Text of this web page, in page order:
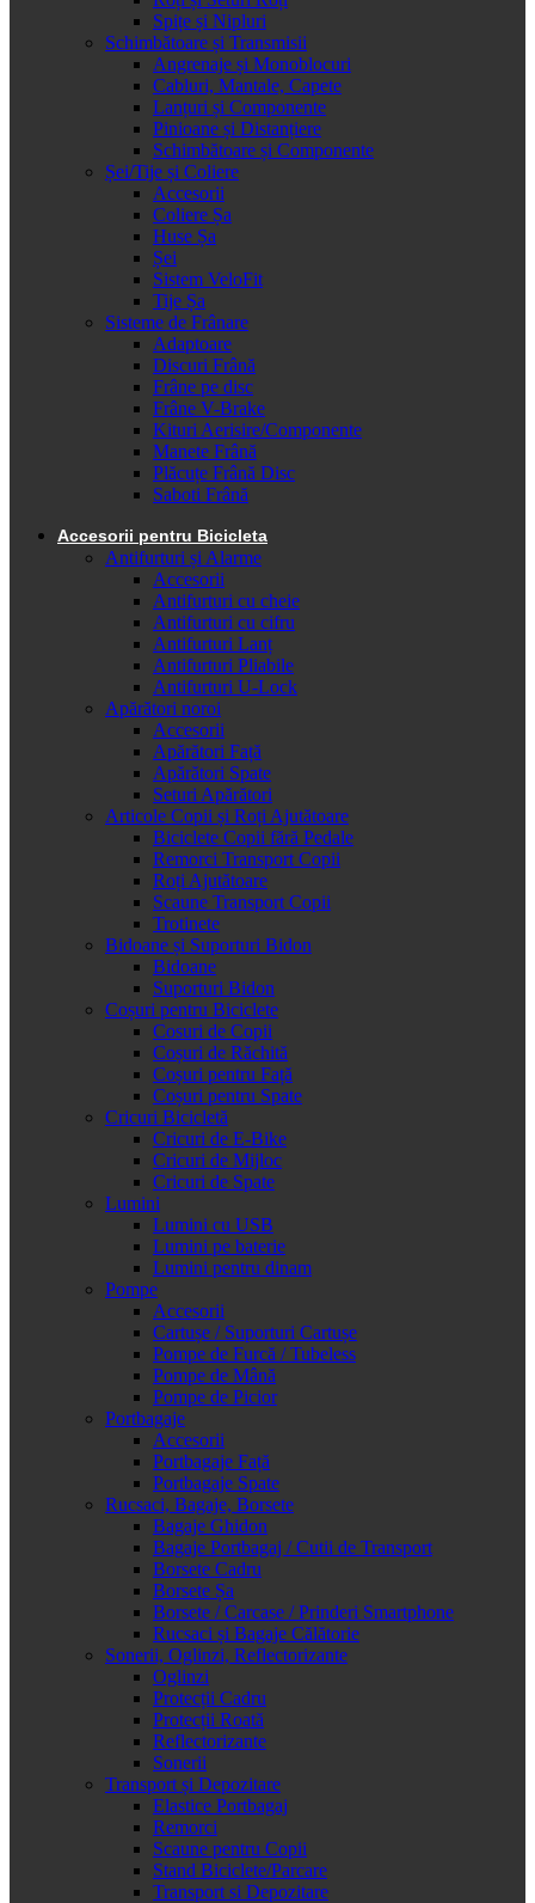
Spițe și Nipluri
Schimbătoare și Transmisii
Angrenaje și Monoblocuri
Cabluri, Mantale, Capete
Lanțuri și Componente
Pinioane și Distanțiere
Schimbătoare și Componente
Șei/Tije și Coliere
Accesorii
Coliere Șa
Huse Șa
Șei
Sistem VeloFit
Tije Șa
Sisteme de Frânare
Adaptoare
Discuri Frână
Frâne pe disc
Frâne V-Brake
Kituri Aerisire/Componente
Manete Frână
Plăcuțe Frână Disc
Saboti Frână
Accesorii pentru Bicicleta
Antifurturi și Alarme
Accesorii
Antifurturi cu cheie
Antifurturi cu cifru
Antifurturi Lanț
Antifurturi Pliabile
Antifurturi U-Lock
Apărători noroi
Accesorii
Apărători Față
Apărători Spate
Seturi Apărători
Articole Copii și Roți Ajutătoare
Biciclete Copii fără Pedale
Remorci Transport Copii
Roți Ajutătoare
Scaune Transport Copii
Trotinete
Bidoane și Suporturi Bidon
Bidoane
Suporturi Bidon
Coșuri pentru Biciclete
Cosuri de Copii
Coșuri de Răchită
Coșuri pentru Față
Coșuri pentru Spate
Cricuri Bicicletă
Cricuri de E-Bike
Cricuri de Mijloc
Cricuri de Spate
Lumini
Lumini cu USB
Lumini pe baterie
Lumini pentru dinam
Pompe
Accesorii
Cartușe / Suporturi Cartușe
Pompe de Furcă / Tubeless
Pompe de Mână
Pompe de Picior
Portbagaje
Accesorii
Portbagaje Față
Portbagaje Spate
Rucsaci, Bagaje, Borsete
Bagaje Ghidon
Bagaje Portbagaj / Cutii de Transport
Borsete Cadru
Borsete Șa
Borsete / Carcase / Prinderi Smartphone
Rucsaci și Bagaje Călătorie
Sonerii, Oglinzi, Reflectorizante
Oglinzi
Protecții Cadru
Protecții Roată
Reflectorizante
Sonerii
Transport și Depozitare
Elastice Portbagaj
Remorci
Scaune pentru Copii
Stand Biciclete/Parcare
Transport si Depozitare